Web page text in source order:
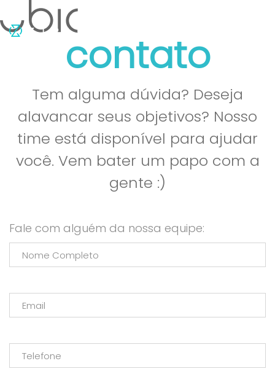
contato
Tem alguma dúvida? Deseja
alavancar seus objetivos? Nosso
time está disponível para ajudar
você. Vem bater um papo com a
gente :)
Fale com alguém da nossa equipe: